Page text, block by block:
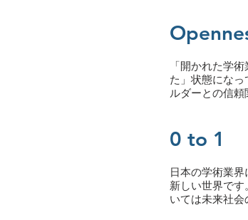
「開かれた学
た」状態にな
ルダーとの信頼
0 to 1
日本の学術業
新しい世界で
いては未来社会